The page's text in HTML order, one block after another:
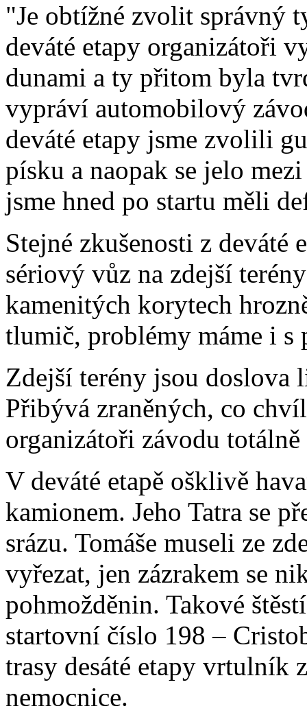
"Je obtížné zvolit správný
deváté etapy organizátoři
dunami a ty přitom byla
vypráví automobilový
deváté etapy jsme zvolili
písku a naopak se jelo
jsme hned po startu měli
Stejné zkušenosti z deváté
sériový vůz na zdejší
kamenitých korytech
tlumič, problémy máme i s
Zdejší terény jsou
Přibývá zraněných, co
organizátoři závodu
V deváté etapě ošklivě
kamionem. Jeho Tatra se
srázu. Tomáše museli ze
vyřezat, jen zázrakem se
pohmožděnin. Takové
startovní číslo 198 –
trasy desáté etapy vrtulník
nemocnice.